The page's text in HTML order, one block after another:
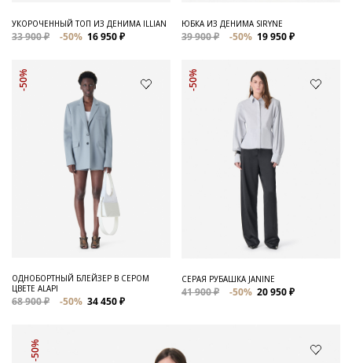
УКОРОЧЕННЫЙ ТОП ИЗ ДЕНИМА ILLIAN
33 900 ₽ -50% 16 950 ₽
ЮБКА ИЗ ДЕНИМА SIRYNE
39 900 ₽ -50% 19 950 ₽
-50%
ОДНОБОРТНЫЙ БЛЕЙЗЕР В СЕРОМ
ЦВЕТЕ ALAPI
68 900 ₽ -50% 34 450 ₽
-50%
СЕРАЯ РУБАШКА JANINE
41 900 ₽ -50% 20 950 ₽
-50%